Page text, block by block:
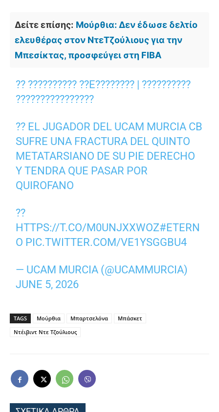
Δείτε επίσης: Μούρθια: Δεν έδωσε δελτίο
ελευθέρας στον ΝτεΤζούλιους για την
Μπεσίκτας, προσφεύγει στη FIBA
?? ?????????? ??E???????? | ??????????
????????????????
?? EL JUGADOR DEL UCAM MURCIA CB
SUFRE UNA FRACTURA DEL QUINTO
METATARSIANO DE SU PIE DERECHO
Y TENDRA QUE PASAR POR
QUIROFANO
??
HTTPS://T.CO/M0UNJXXWOZ#ETERN
O PIC.TWITTER.COM/VE1YSGGBU4
— UCAM MURCIA (@UCAMMURCIA)
JUNE 5, 2026
TAGS Μούρθια Μπαρτσελόνα
Μπάσκετ
Ντέιβιντ Ντε Τζούλιους